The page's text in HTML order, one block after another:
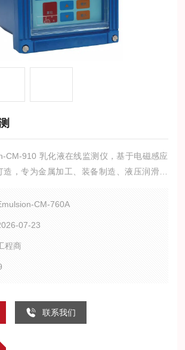
CM-910 乳化液在线监测仪，基于电磁感应
，专为金属加工、装备制造、液压润滑、
乳化液浓度、电导率、温度，实时输出稳定
定可靠的在线检测与自动控制方案。
CM-760A
07-23
程商
联系我们